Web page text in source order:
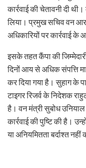
कार्रवाई की चेतावनी दी
लिया। प्रमुख सचिव वन
अधिकारियों पर कार्रवाई के
इसके तहत कैंपा की
दिनों आय से अधिक संपत्ति
कर दिया गया है। सुहाग के
टाइगर रिजर्व के निदेशक
है। वन मंत्री सुबोध
कार्रवाई की पुष्टि की है।
या अनियमितता बर्दाश्त नहीं